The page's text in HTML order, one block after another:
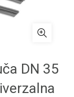
DN 35